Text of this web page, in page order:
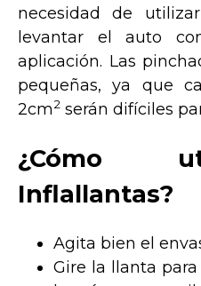
necesidad de
levantar el auto
aplicación. Las
pequeñas, ya que
2cm2 serán difíciles
¿Cómo
Inflallantas?
Agita bien el
Gire la llanta